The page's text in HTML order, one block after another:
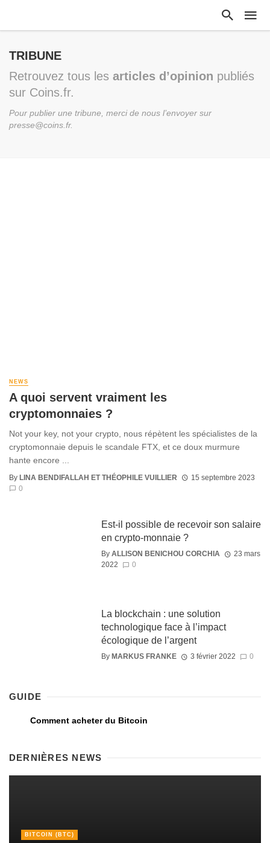
TRIBUNE
Retrouvez tous les articles d’opinion publiés
sur Coins.fr.
Pour publier une tribune, merci de nous l’envoyer sur
presse@coins.fr.
NEWS
A quoi servent vraiment les
cryptomonnaies ?
Not your key, not your crypto, nous répètent les spécialistes de la
cryptomonnaie depuis le scandale FTX, et ce doux murmure
hante encore ...
By LINA BENDIFALLAH ET THÉOPHILE VUILLIER
15 septembre 2023
0
Est-il possible de recevoir son salaire
en crypto-monnaie ?
By ALLISON BENICHOU CORCHIA
23 mars
2022
0
La blockchain : une solution
technologique face à l’impact
écologique de l’argent
By MARKUS FRANKE 3 février 2022 0
GUIDE
Comment acheter du Bitcoin
DERNIÈRES NEWS
BITCOIN (BTC)